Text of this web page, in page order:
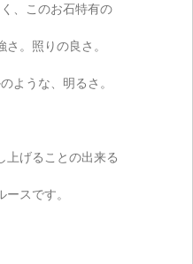
、このお石特有の
。照りの良さ。
ような、明るさ。
上げることの出来る
ースです。